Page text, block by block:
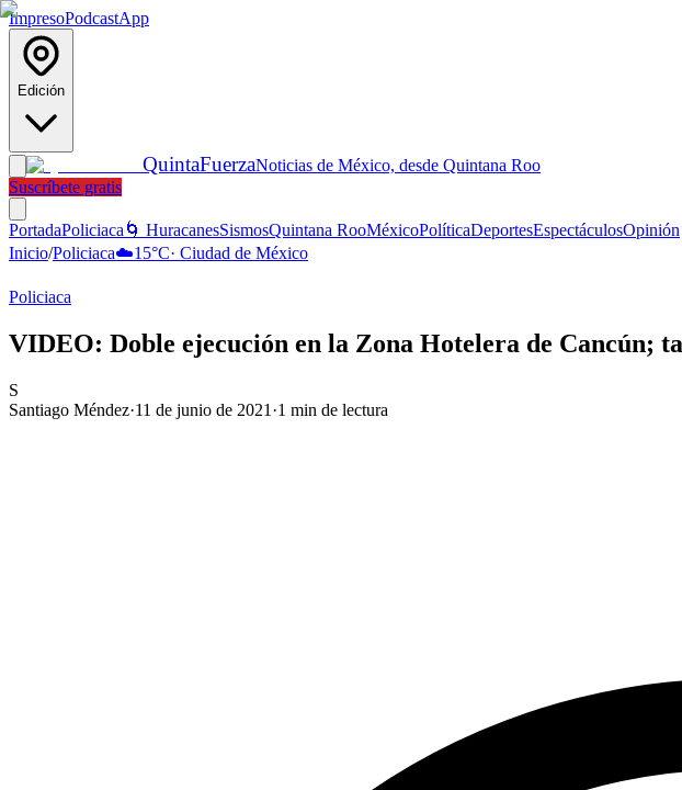
ImpresoPodcastApp
Edición
QuintaFuerzaNoticias de México, desde Quintana Roo
Suscríbete gratis
PortadaPoliciaca 🌀 HuracanesSismosQuintana RooMéxicoPolíticaDeportesEspectáculosOpinión
Inicio/Policiaca☁️15°C· Ciudad de México
Policiaca
VIDEO: Doble ejecución en la Zona Hotelera de Cancún;
S
Santiago Méndez·11 de junio de 2021 ·1 min de lectura